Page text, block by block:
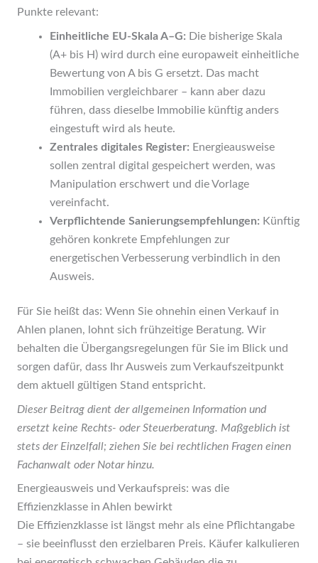
Punkte relevant:
Einheitliche EU-Skala A–G: Die bisherige Skala
(A+ bis H) wird durch eine europaweit einheitliche
Bewertung von A bis G ersetzt. Das macht
Immobilien vergleichbarer – kann aber dazu
führen, dass dieselbe Immobilie künftig anders
eingestuft wird als heute.
Zentrales digitales Register: Energieausweise
sollen zentral digital gespeichert werden, was
Manipulation erschwert und die Vorlage
vereinfacht.
Verpflichtende Sanierungsempfehlungen: Künftig
gehören konkrete Empfehlungen zur
energetischen Verbesserung verbindlich in den
Ausweis.
Für Sie heißt das: Wenn Sie ohnehin einen Verkauf in
Ahlen planen, lohnt sich frühzeitige Beratung. Wir
behalten die Übergangsregelungen für Sie im Blick und
sorgen dafür, dass Ihr Ausweis zum Verkaufszeitpunkt
dem aktuell gültigen Stand entspricht.
Dieser Beitrag dient der allgemeinen Information und
ersetzt keine Rechts- oder Steuerberatung. Maßgeblich ist
stets der Einzelfall; ziehen Sie bei rechtlichen Fragen einen
Fachanwalt oder Notar hinzu.
Energieausweis und Verkaufspreis: was die
Effizienzklasse in Ahlen bewirkt
Die Effizienzklasse ist längst mehr als eine Pflichtangabe
– sie beeinflusst den erzielbaren Preis. Käufer kalkulieren